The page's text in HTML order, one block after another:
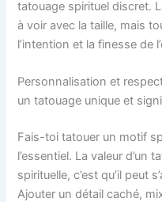
tatouage spirituel discret.
à voir avec la taille, mais
l’intention et la finesse de
Personnalisation et
un tatouage unique et
Fais-toi tatouer un motif
l’essentiel. La valeur d’un
spirituelle, c’est qu’il peut
Ajouter un détail caché,